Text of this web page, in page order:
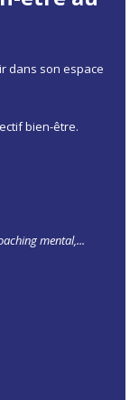
dans son espace
bien-être.
mental,...